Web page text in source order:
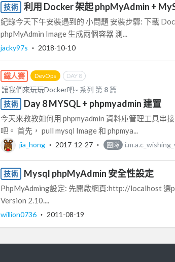
技術 利用 Docker 架起 phpMyAdmin +
紀錄今天下午安裝遇到的 小問題 安裝步驟: 下載
phpMyAdmin Image 生成兩個容器 測...
jacky97s ‧ 2018-10-10
鐵人賽 DevOps DAY 8
讓我們來玩玩Docker吧~ 系列 第 8 篇
技術
Day 8 MYSQL + phpmyadmin 建置
今天來教教如何用 phpmyadmin 資料庫管理工具串
吧。 首先， pull mysql Image 和 phpmya...
jia_hong ‧ 2017-12-27 ‧ 團隊
技術 Mysql phpMyAdmin 安全性設定
PhpMyAdming設定: 先開啟網頁:http://localhost 選
Version 2.10....
willion0736 ‧ 2011-08-19